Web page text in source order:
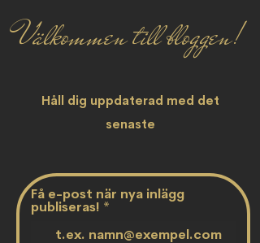
Välkommen till bloggen!
Håll dig uppdaterad med det
senaste
Få e-post när nya inlägg
publiseras!